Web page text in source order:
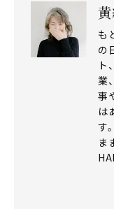
も
の
ト
業
事
は
す
ま